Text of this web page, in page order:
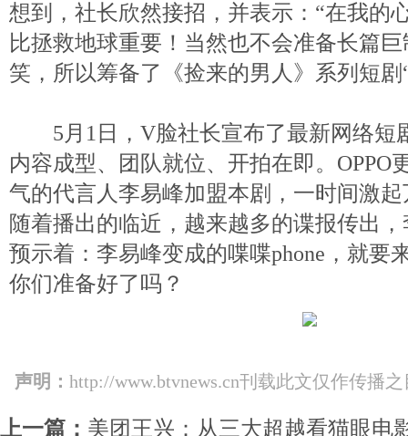
想到，社长欣然接招，并表示：“在我的
比拯救地球重要！当然也不会准备长篇
笑，所以筹备了《捡来的男人》系列短剧
5月1日，V脸社长宣布了最新网络短
内容成型、团队就位、开拍在即。OPPO
气的代言人李易峰加盟本剧，一时间激
随着播出的临近，越来越多的谍报传出
预示着：李易峰变成的喋喋phone，就要
你们准备好了吗？
声明：http://www.btvnews.cn刊载此文仅作传播
上一篇： 美团王兴：从三大超越看猫眼电